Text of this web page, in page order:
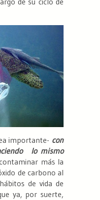
importante- con
lo mismo
más la
de carbono al
de vida de
ya, por suerte,